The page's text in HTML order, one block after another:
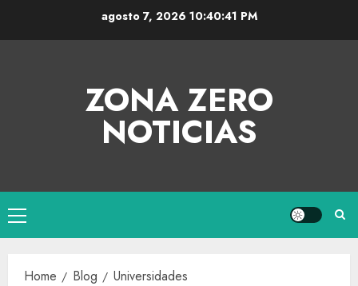
agosto 7, 2026 10:40:42 PM
ZONA ZERO
NOTICIAS
Home Blog Universidades